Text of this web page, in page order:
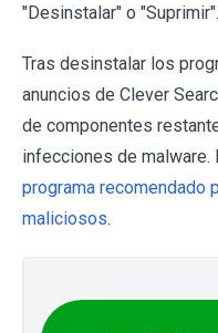
"Desinstalar" o "Suprimir".
Tras desinstalar los
anuncios de Clever
de componentes
infecciones de malware.
programa recomendado
maliciosos.